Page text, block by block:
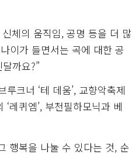
체의 움직임, 공명 등을 더 많
이가 들면서는 곡에 대한 공
까요?”
크너 ‘테 데움’, 교향악축제
레퀴엠’, 부천필하모닉과 베
행복을 나눌 수 있다는 것, 순